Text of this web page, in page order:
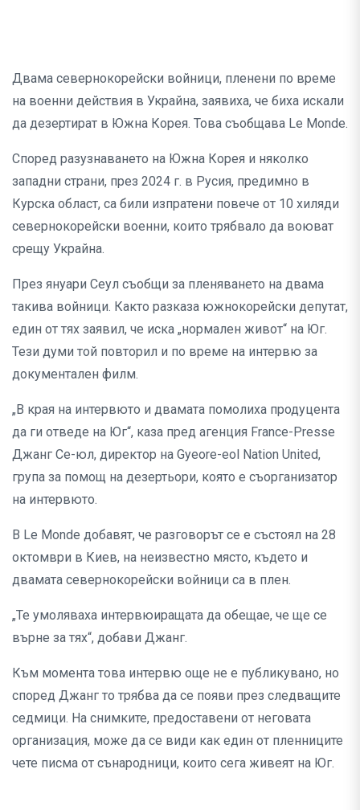
Двама севернокорейски войници, пленени по време
на военни действия в Украйна, заявиха, че биха искали
да дезертират в Южна Корея. Това съобщава Le Monde.
Според разузнаването на Южна Корея и няколко
западни страни, през 2024 г. в Русия, предимно в
Курска област, са били изпратени повече от 10 хиляди
севернокорейски военни, които трябвало да воюват
срещу Украйна.
През януари Сеул съобщи за пленяването на двама
такива войници. Както разказа южнокорейски депутат,
един от тях заявил, че иска „нормален живот“ на Юг.
Тези думи той повторил и по време на интервю за
документален филм.
„В края на интервюто и двамата помолиха продуцента
да ги отведе на Юг“, каза пред агенция France-Presse
Джанг Се-юл, директор на Gyeore-eol Nation United,
група за помощ на дезертьори, която е съорганизатор
на интервюто.
В Le Monde добавят, че разговорът се е състоял на 28
октомври в Киев, на неизвестно място, където и
двамата севернокорейски войници са в плен.
„Те умоляваха интервюиращата да обещае, че ще се
върне за тях“, добави Джанг.
Към момента това интервю още не е публикувано, но
според Джанг то трябва да се появи през следващите
седмици. На снимките, предоставени от неговата
организация, може да се види как един от пленниците
чете писма от сънародници, които сега живеят на Юг.